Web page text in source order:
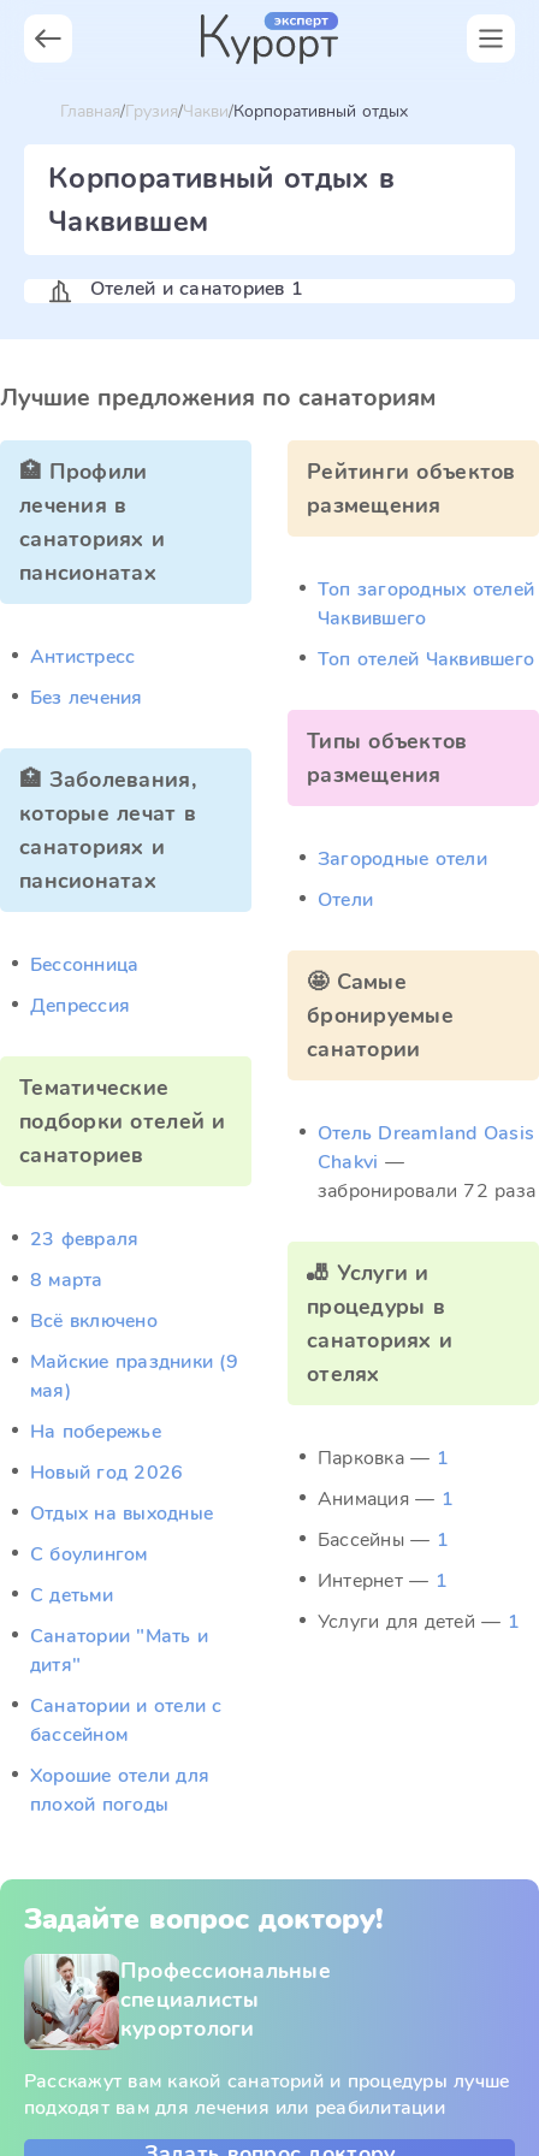
Главная Грузия Чакви Корпоративный отдых
Корпоративный отдых в
Чаквившем
Отелей и санаториев 1
Лучшие предложения по санаториям
🏥 Профили
лечения в
санаториях и
пансионатах
Антистресс
Без лечения
🏥 Заболевания,
которые лечат в
санаториях и
пансионатах
Бессонница
Депрессия
Тематические
подборки отелей и
санаториев
23 февраля
8 марта
Всё включено
Майские праздники (9
мая)
На побережье
Новый год 2026
Отдых на выходные
С боулингом
С детьми
Санатории "Мать и
дитя"
Санатории и отели с
бассейном
Хорошие отели для
плохой погоды
Рейтинги объектов
размещения
Топ загородных отелей
Чаквившего
Топ отелей Чаквившего
Типы объектов
размещения
Загородные отели
Отели
🤩 Самые
бронируемые
санатории
Отель Dreamland Oasis
Chakvi —
забронировали 72 раза
🎳 Услуги и
процедуры в
санаториях и
отелях
Парковка — 1
Анимация — 1
Бассейны — 1
Интернет — 1
Услуги для детей — 1
Задайте вопрос доктору!
Профессиональные
специалисты
курортологи
Расскажут вам какой санаторий и процедуры лучше
подходят вам для лечения или реабилитации